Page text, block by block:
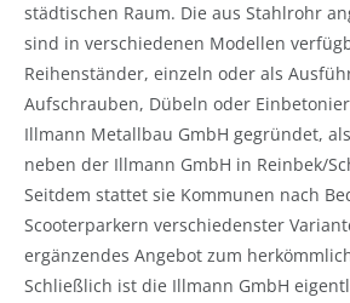
städtischen Raum. Die aus Stahlrohr
sind in verschiedenen Modellen
Reihenständer, einzeln oder als
Aufschrauben, Dübeln oder
Illmann Metallbau GmbH gegründet,
neben der Illmann GmbH in Reinbek/
Seitdem stattet sie Kommunen nach
Scooterparkern verschiedenster
ergänzendes Angebot zum
Schließlich ist die Illmann GmbH